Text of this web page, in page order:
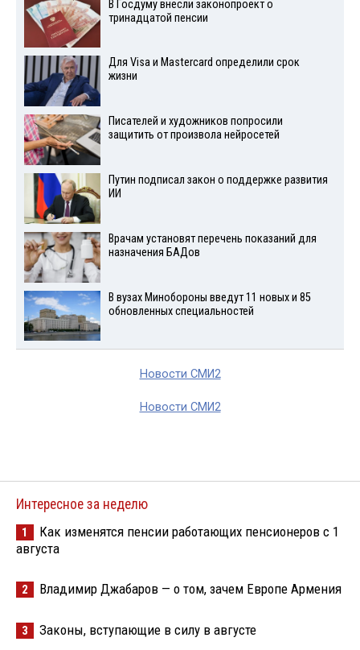
В Госдуму внесли законопроект о
тринадцатой пенсии
Для Visа и Mastercard определили срок
жизни
Писателей и художников попросили
защитить от произвола нейросетей
Путин подписал закон о поддержке развития
ИИ
Врачам установят перечень показаний для
назначения БАДов
В вузах Минобороны введут 11 новых и 85
обновленных специальностей
Новости СМИ2
Новости СМИ2
Интересное за неделю
1
Как изменятся пенсии работающих пенсионеров с 1
августа
2 Владимир Джабаров — о том, зачем Европе Армения
3 Законы, вступающие в силу в августе